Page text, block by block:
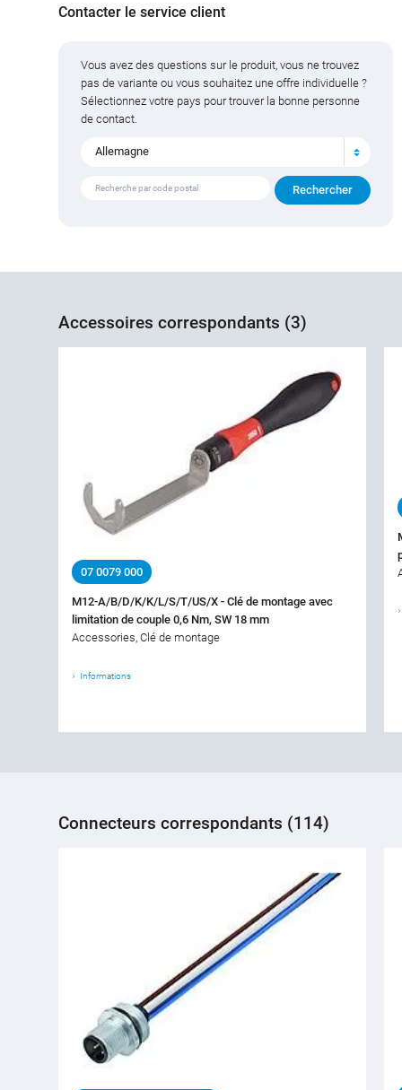
Contacter le service client
Vous avez des questions sur le produit, vous ne trouvez
pas de variante ou vous souhaitez une offre individuelle ?
Sélectionnez votre pays pour trouver la bonne personne
de contact.
Allemagne
Accessoires correspondants (3)
07 0079 000
M12-A/B/D/K/K/L/S/T/US/X - Clé de montage avec
limitation de couple 0,6 Nm, SW 18 mm
Accessories, Clé de montage
Informations
Connecteurs correspondants (114)